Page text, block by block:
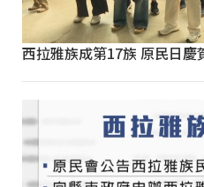
西拉雅族成第17族 原民日慶